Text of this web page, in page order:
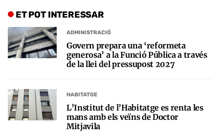
ET POT INTERESSAR
ADMINISTRACIÓ
Govern prepara una ‘reformeta
generosa’ a la Funció Pública a través
de la llei del pressupost 2027
HABITATGE
L’Institut de l’Habitatge es renta les
mans amb els veïns de Doctor
Mitjavila